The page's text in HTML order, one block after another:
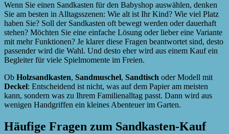
Wenn Sie einen Sandkasten für den Babyshop auswählen, denken
Sie am besten in Alltagsszenen: Wie alt ist Ihr Kind? Wie viel Platz
haben Sie? Soll der Sandkasten oft bewegt werden oder dauerhaft
stehen? Möchten Sie eine einfache Lösung oder lieber eine Variante
mit mehr Funktionen? Je klarer diese Fragen beantwortet sind, desto
passender wird die Wahl. Und desto eher wird aus einem Kauf ein
Begleiter für viele Spielmomente im Freien.
Ob Holzsandkasten, Sandmuschel, Sandtisch oder Modell mit
Deckel: Entscheidend ist nicht, was auf dem Papier am meisten
kann, sondern was zu Ihrem Familienalltag passt. Dann wird aus
wenigen Handgriffen ein kleines Abenteuer im Garten.
Häufige Fragen zum Sandkasten-Kauf